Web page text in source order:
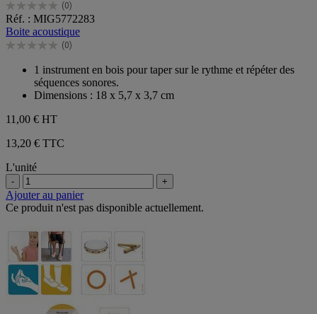
(0)
0.0
sur
5
étoiles.
Réf. : MIG5772283
Boite acoustique
(0)
0.0
étoiles.
1 instrument en bois pour taper sur le rythme et répéter des
séquences sonores.
Dimensions : 18 x 5,7 x 3,7 cm
11,00 € HT
13,20 € TTC
L'unité
- +
Ajouter au panier
Ce produit n'est pas disponible actuellement.